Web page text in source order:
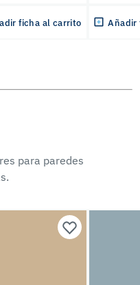
ficha al carrito Añadir
para paredes